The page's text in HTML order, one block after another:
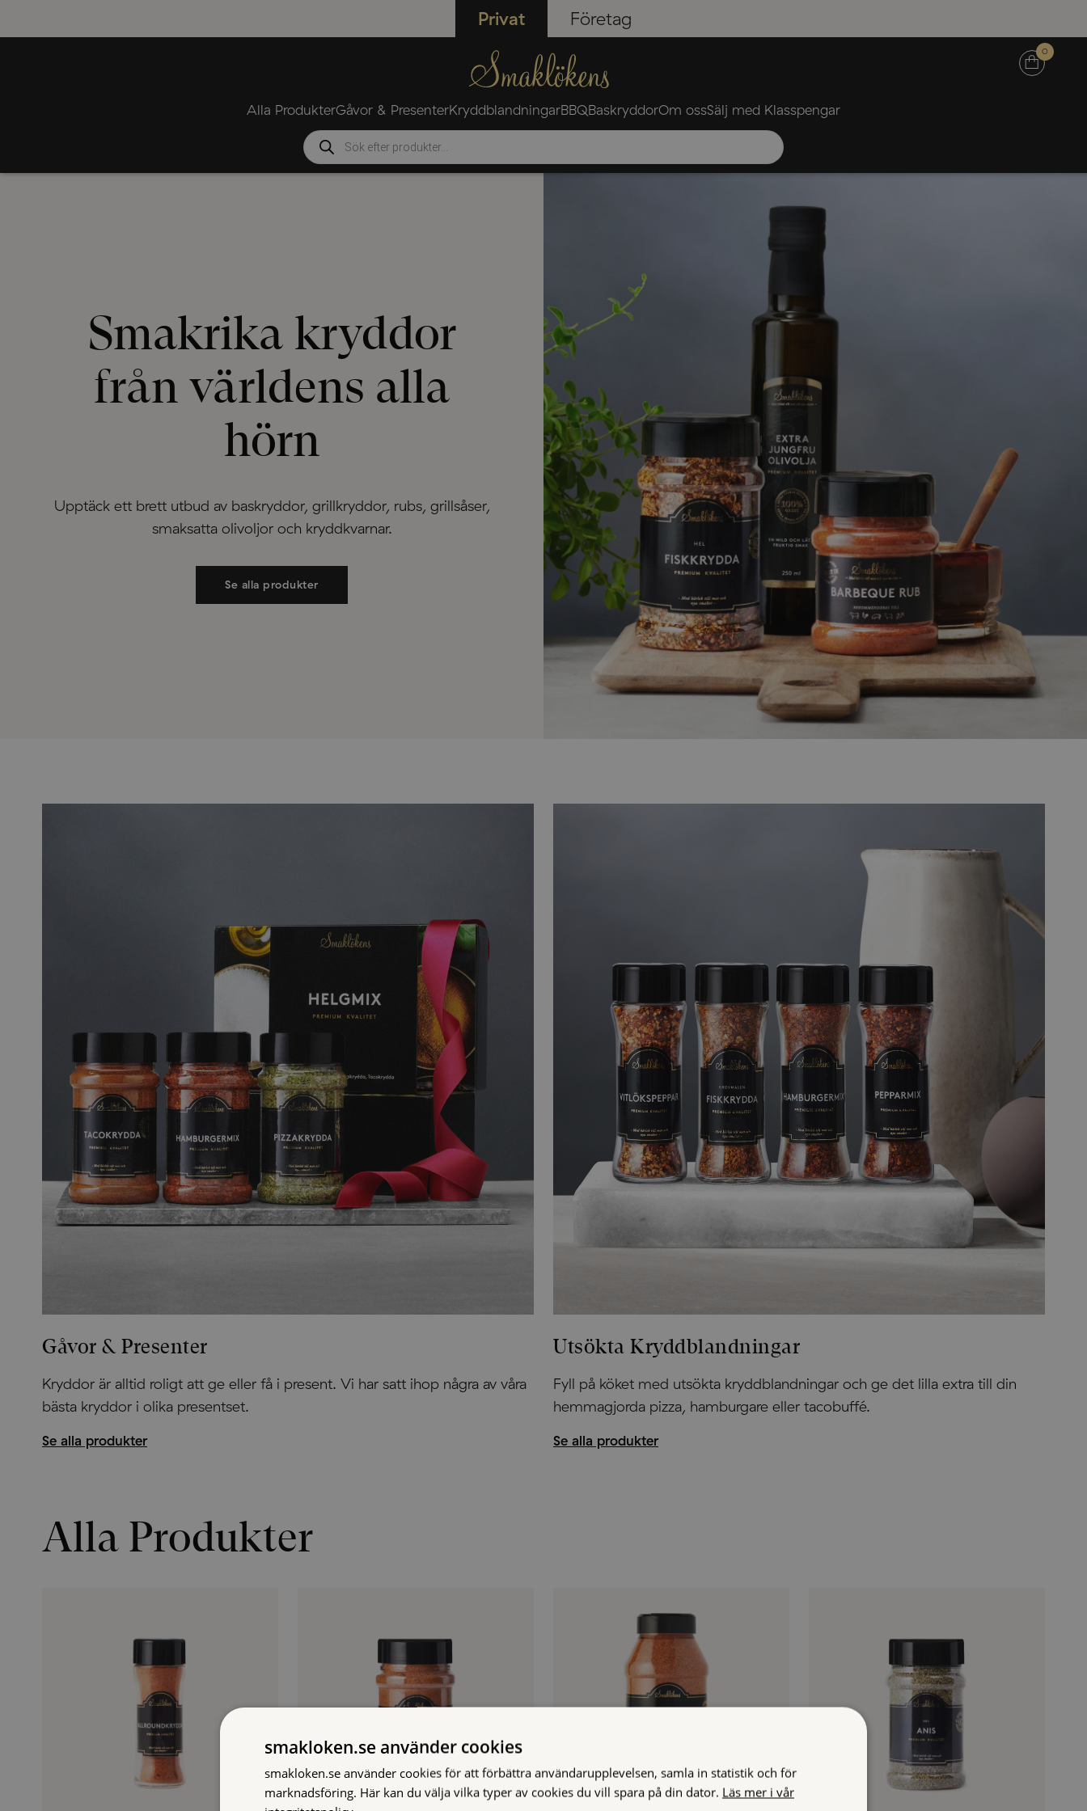
Privat Företag
0
Alla ProdukterGåvor & PresenterKryddblandningarBBQBaskryddorOm ossSälj med Klasspengar
Produktsökning
Smakrika kryddor
från världens alla
hörn
Upptäck ett brett utbud av baskryddor, grillkryddor, rubs, grillsåser,
smaksatta olivoljor och kryddkvarnar.
Se alla produkter
Gåvor & Presenter
Kryddor är alltid roligt att ge eller få i present. Vi har satt ihop några av våra
bästa kryddor i olika presentset.
Se alla produkter
Utsökta Kryddblandningar
Fyll på köket med utsökta kryddblandningar och ge det lilla extra till din
hemmagjorda pizza, hamburgare eller tacobuffé.
Se alla produkter
Alla Produkter
smakloken.se använder cookies
smakloken.se använder cookies för att förbättra användarupplevelsen, samla in statistik och för
marknadsföring. Här kan du välja vilka typer av cookies du vill spara på din dator. Läs mer i vår